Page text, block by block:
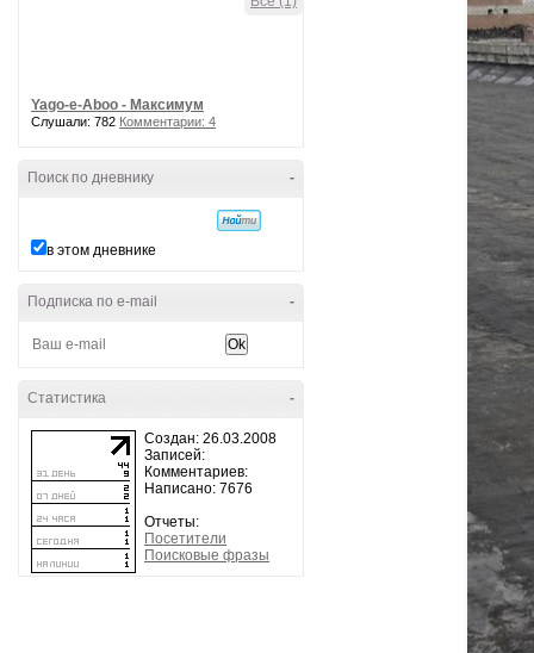
Yago-e-Aboo - Максимум
Слушали: 782 Комментарии: 4
-
Поиск по дневнику
в этом дневнике
-
Подписка по e-mail
-
Статистика
Создан: 26.03.2008
Записей:
Комментариев:
Написано: 7676
Отчеты:
Посетители
Поисковые фразы